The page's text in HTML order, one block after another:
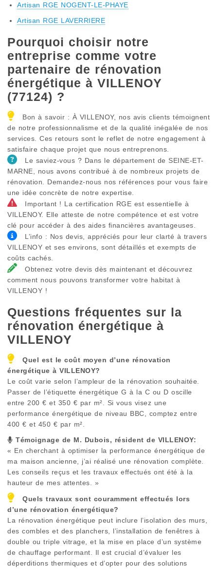
Artisan RGE NOGENT-LE-PHAYE
Artisan RGE LAVERRIERE
Pourquoi choisir notre
entreprise comme votre
partenaire de rénovation
énergétique à VILLENOY
(77124) ?
Bon à savoir : À VILLENOY, nos avis clients témoignent
de notre professionnalisme et de la qualité inégalée de nos
services. Ces retours sont le reflet de notre engagement à
satisfaire chaque projet que nous entreprenons.
Le saviez-vous ? Dans le département de SEINE-ET-
MARNE, nous avons contribué à de nombreux projets de
rénovation. Demandez-nous nos références pour vous faire
une idée concrète de notre expertise.
Important ! La certification RGE est essentielle à
VILLENOY. Elle atteste de notre compétence et est votre
clé pour accéder à des aides financières avantageuses.
L’info : Nos devis, appréciés pour leur clarté à travers
VILLENOY et ses environs, sont détaillés et exempts de
coûts cachés.
Obtenez votre devis dès maintenant et découvrez
comment nous pouvons transformer votre habitat à
VILLENOY !
Questions fréquentes sur la
rénovation énergétique à
VILLENOY
Quel est le coût moyen d’une rénovation
énergétique à VILLENOY?
Le coût varie selon l’ampleur de la rénovation souhaitée.
Passer de l’étiquette énergétique G à la C ou D oscille
entre 200 € et 350 € par m². Si vous visez une
performance énergétique de niveau BBC, comptez entre
400 € et 450 € par m².
Témoignage de M. Dubois, résident de VILLENOY:
« En cherchant à optimiser la performance énergétique de
ma maison ancienne, j’ai réalisé une rénovation complète.
Les conseils reçus et les travaux effectués ont été à la
hauteur de mes attentes. »
Quels travaux sont couramment effectués lors
d’une rénovation énergétique?
La rénovation énergétique peut inclure l’isolation des murs,
des combles et des planchers, l’installation de fenêtres à
double ou triple vitrage, et la mise en place d’un système
de chauffage performant. Il est crucial d’évaluer les
déperditions thermiques et d’opter pour des solutions